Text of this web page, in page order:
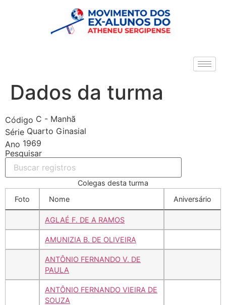
Dados da turma
Código C - Manhã
Série Quarto Ginasial
Ano 1969
Pesquisar
Colegas desta turma
Foto
Nome Aniversário
AGLAÉ F. DE A RAMOS
AMUNIZIA B. DE OLIVEIRA
ANTÔNIO FERNANDO V. DE
PAULA
ANTÔNIO FERNANDO VIEIRA DE
SOUZA